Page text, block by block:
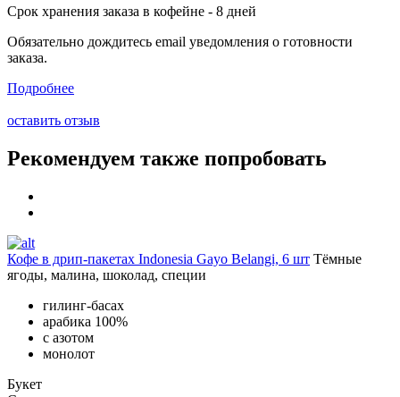
Срок хранения заказа в кофейне - 8 дней
Обязательно дождитесь email уведомления о готовности
заказа.
Подробнее
оставить отзыв
Рекомендуем также попробовать
Кофе в дрип-пакетах Indonesia Gayo Belangi, 6 шт Тёмные
ягоды, малина, шоколад, специи
гилинг-басах
арабика 100%
с азотом
монолот
Букет